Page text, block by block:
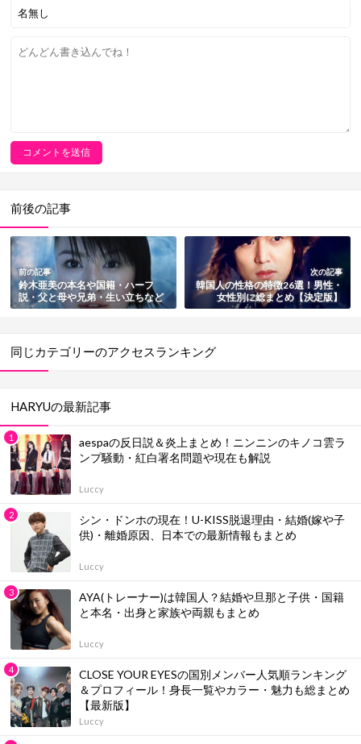
前後の記事
前の記事
鈴木亜美の本名や国籍・ハーフ
説・父と母や兄弟・生い立ちなど
総まとめ
次の記事
韓国人の性格の特徴26選！男性・
女性別に総まとめ【決定版】
同じカテゴリーのアクセスランキング
HARYUの最新記事
aespaの反日説＆炎上まとめ！ニンニンのキノコ雲ラ
ンプ騒動・紅白署名問題や現在も解説
Luccy
シン・ドンホの現在！U-KISS脱退理由・結婚(嫁や子
供)・離婚原因、日本での最新情報もまとめ
Luccy
AYA(トレーナー)は韓国人？結婚や旦那と子供・国籍
と本名・出身と家族や両親もまとめ
Luccy
CLOSE YOUR EYESの国別メンバー人気順ランキング
＆プロフィール！身長一覧やカラー・魅力も総まとめ
【最新版】
Luccy